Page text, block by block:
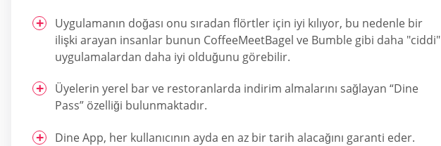
Uygulamanın doğası onu sıradan flörtler için iyi kılıyor, bu nedenle bir
ilişki arayan insanlar bunun CoffeeMeetBagel ve Bumble gibi daha "ciddi"
uygulamalardan daha iyi olduğunu görebilir.
Üyelerin yerel bar ve restoranlarda indirim almalarını sağlayan “Dine
Pass” özelliği bulunmaktadır.
Dine App, her kullanıcının ayda en az bir tarih alacağını garanti eder.